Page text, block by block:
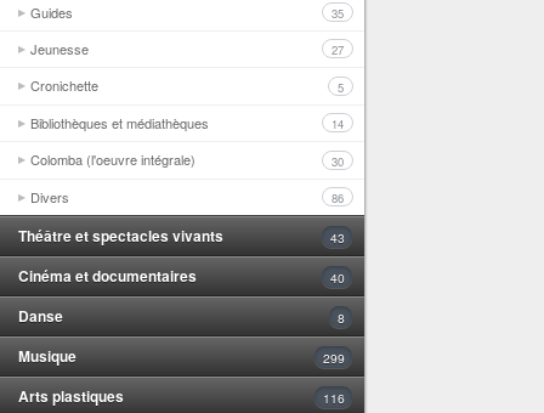
Guides 35
Jeunesse 27
Cronichette 5
Bibliothèques et médiathèques 14
Colomba (l'oeuvre intégrale) 30
Divers 86
Théâtre et spectacles vivants 43
Cinéma et documentaires 40
Danse 8
Musique 299
Arts plastiques 116